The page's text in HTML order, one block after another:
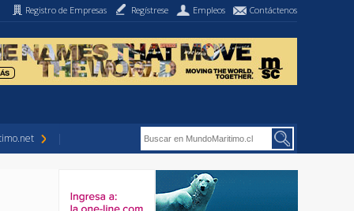
Registro de Empresas Regístrese Empleos Contáctenos